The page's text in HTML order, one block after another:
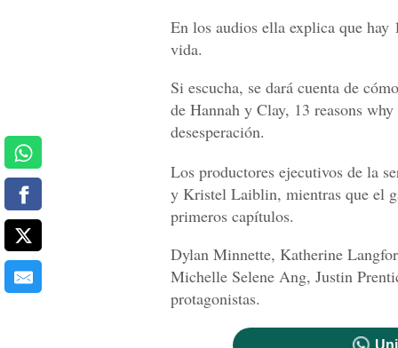
En los audios ella explica que hay
vida.
Si escucha, se dará cuenta de
de Hannah y Clay, 13 reasons
desesperación.
Los productores ejecutivos de la
y Kristel Laiblin, mientras que el
primeros capítulos.
Dylan Minnette, Katherine
Michelle Selene Ang, Justin
protagonistas.